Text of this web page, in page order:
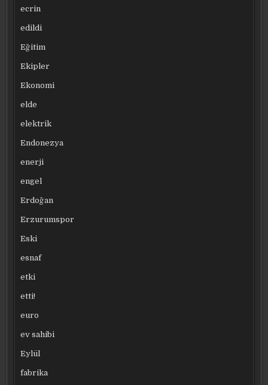
ecrin
edildi
Eğitim
Ekipler
Ekonomi
elde
elektrik
Endonezya
enerji
engel
Erdoğan
Erzurumspor
Eski
esnaf
etki
etti!
euro
ev sahibi
Eylül
fabrika